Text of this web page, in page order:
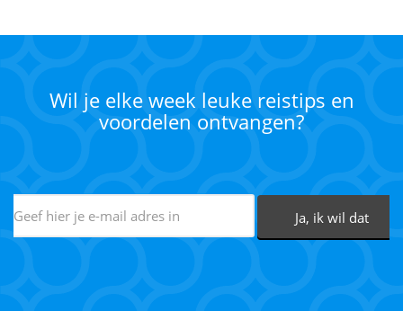
Wil je elke week leuke reistips en
voordelen ontvangen?